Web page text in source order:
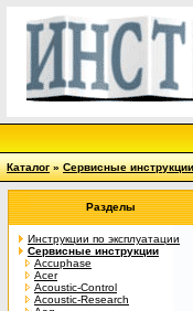
Каталог»Сервисные инструкции
Разделы
Инструкции по эксплуатации
Сервисные инструкции
Accuphase
Acer
Acoustic-Control
Acoustic-Research